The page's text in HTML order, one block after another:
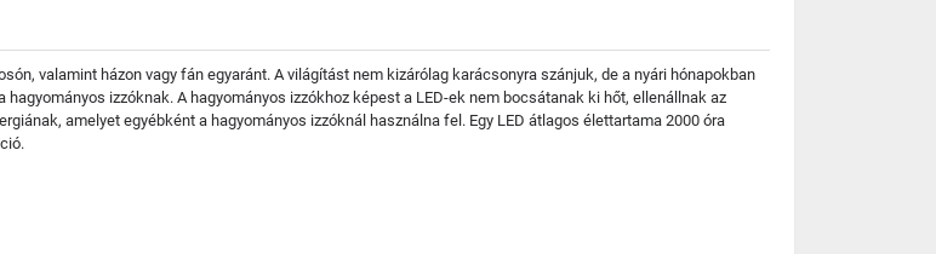
valamint házon vagy fán egyaránt. A világítást nem kizárólag karácsonyra szánjuk, de a nyári hónapokban
izzóknak. A hagyományos izzókhoz képest a LED-ek nem bocsátanak ki hőt, ellenállnak az
amelyet egyébként a hagyományos izzóknál használna fel. Egy LED átlagos élettartama 2000 óra